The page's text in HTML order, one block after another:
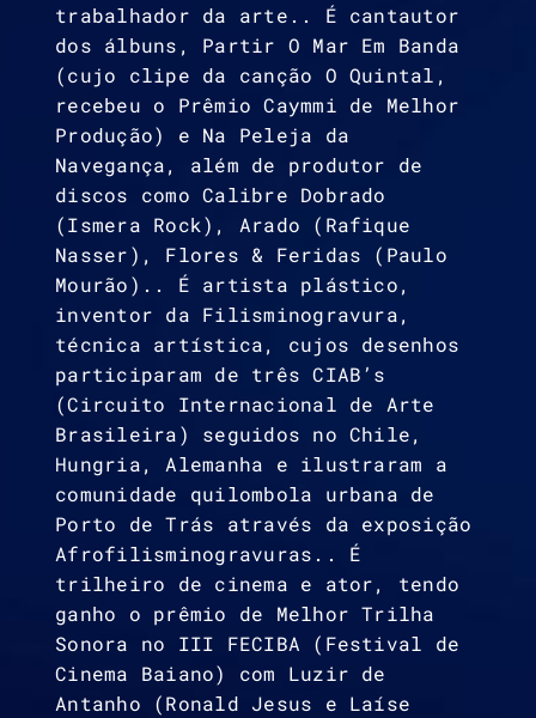
trabalhador da arte.. É cantautor
dos álbuns, Partir O Mar Em Banda
(cujo clipe da canção O Quintal,
recebeu o Prêmio Caymmi de Melhor
Produção) e Na Peleja da
Navegança, além de produtor de
discos como Calibre Dobrado
(Ismera Rock), Arado (Rafique
Nasser), Flores & Feridas (Paulo
Mourão).. É artista plástico,
inventor da Filisminogravura,
técnica artística, cujos desenhos
participaram de três CIAB’s
(Circuito Internacional de Arte
Brasileira) seguidos no Chile,
Hungria, Alemanha e ilustraram a
comunidade quilombola urbana de
Porto de Trás através da exposição
Afrofilisminogravuras.. É
trilheiro de cinema e ator, tendo
ganho o prêmio de Melhor Trilha
Sonora no III FECIBA (Festival de
Cinema Baiano) com Luzir de
Antanho (Ronald Jesus e Laíse